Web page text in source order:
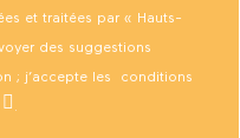
et traitées par « Hauts-
des suggestions
; j’accepte les conditions
.